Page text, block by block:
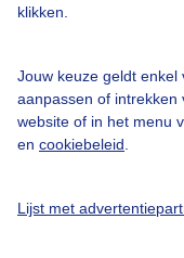
klikken.
Jouw keuze geldt
aanpassen of intrekken
website of in het menu
en cookiebeleid
Lijst met
Adverteren
Privacy beleid
Cookie beleid